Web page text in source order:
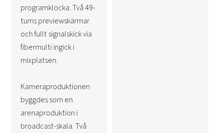
programklocka. Två 49-
tums previewskärmar
och fullt signalskick via
fibermulti ingick i
mixplatsen.
Kameraproduktionen
byggdes som en
arenaproduktion i
broadcast-skala. Två